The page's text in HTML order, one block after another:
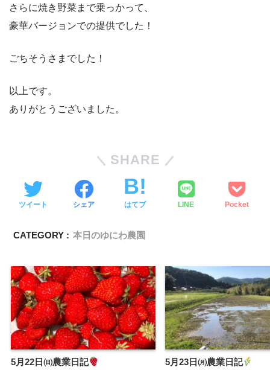
さらに焼き野菜まで乗っかって、
豪華バージョンでの提供でした！
ごちそうさまでした！
以上です。
ありがとうございました。
SHARE
ツイート シェア はてブ LINE Pocket
CATEGORY : 本日のゆにわ農園
5月22日㈰農業日記 5月23日㈪農業日記